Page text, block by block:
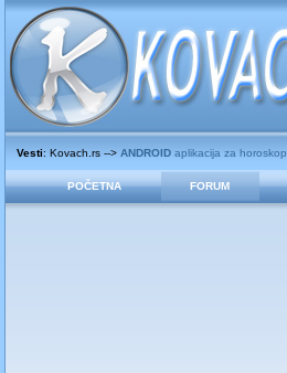
Vesti: Kovach.rs --> ANDROIDaplikacija za horoskop
POČETNA FORUM